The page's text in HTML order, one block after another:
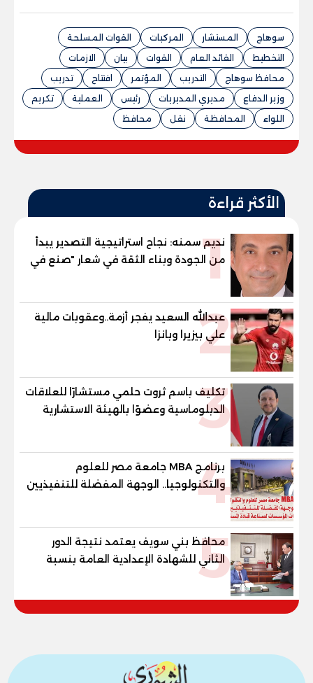
سوهاج المستشار المركبات
القوات المسلحة
التخطيط
القائد العام القوات بيان
الازمات
محافظ سوهاج
التدريب المؤتمر افتتاح
تدريب
وزير الدفاع
مديري المديريات رئيس العملية
تكريم
اللواء
المحافظة نقل محافظ
الأكثر قراءة
1
نديم سمنه: نجاح استراتيجية التصدير يبدأ
من الجودة وبناء الثقة في شعار "صنع في
مصر"
2
عبدالله السعيد يفجر أزمة..وعقوبات مالية
علي بيزيرا وبانزا
3
تكليف باسم ثروت حلمي مستشارًا للعلاقات
الدبلوماسية وعضوًا بالهيئة الاستشارية
العليا لمنظمة «جاد جمينت يوإن»
4
برنامج MBA جامعة مصر للعلوم
والتكنولوجيا.. الوجهة المفضلة للتنفيذيين
وقيادات المؤسسات لصناعة قادة
5
محافظ بني سويف يعتمد نتيجة الدور
الثاني للشهادة الإعدادية العامة بنسبة
والنور للمكفوفين